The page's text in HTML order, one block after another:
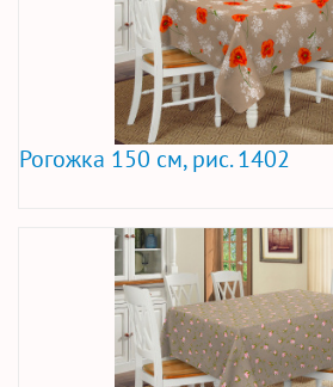
Рогожка 150 см, рис. 1402